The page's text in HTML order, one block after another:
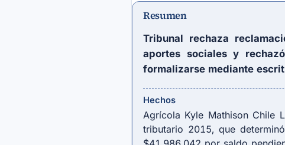
Resumen
Tribunal rechaza
aportes sociales y
formalizarse mediante
Hechos
Agrícola Kyle Mathison Chile
tributario 2015, que